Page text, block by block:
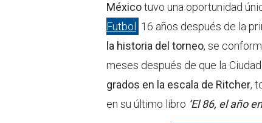
Méxicotuvo una oportunidad
Futbol
16 años después de la
la historia del torneo, se
meses después de que la
grados en la escala de Ritcher,
en su último libro ‘El 86, el año